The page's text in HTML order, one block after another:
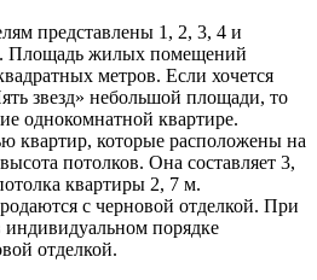
представлены 1, 2, 3, 4 и
Площадь жилых помещений
метров. Если хочется
звезд» небольшой площади, то
однокомнатной квартире.
квартир, которые расположены на
потолков. Она составляет 3,
квартиры 2, 7 м.
с черновой отделкой. При
индивидуальном порядке
отделкой.